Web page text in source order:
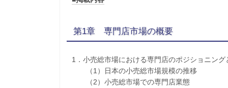
第1章 専門店市場の概要
1．小売総市場における専門店のポジショニング
（1）日本の小売総市場規模の推移
（2）小売総市場での専門店業態